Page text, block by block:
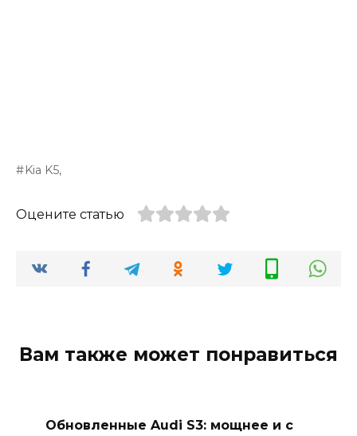
Kia K5,
Оцените статью
Вам также может понравиться
Обновленные Audi S3: мощнее и с